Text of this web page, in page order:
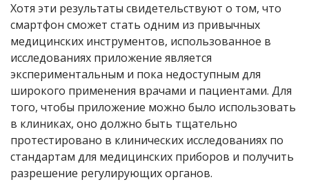
Хотя эти результаты свидетельствуют о том, что
смартфон сможет стать одним из привычных
медицинских инструментов, использованное в
исследованиях приложение является
экспериментальным и пока недоступным для
широкого применения врачами и пациентами. Для
того, чтобы приложение можно было использовать
в клиниках, оно должно быть тщательно
протестировано в клинических исследованиях по
стандартам для медицинских приборов и получить
разрешение регулирующих органов.